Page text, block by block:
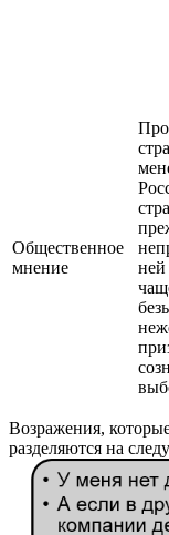
Общественное
мнение
ней
Возражения,
разделяются на